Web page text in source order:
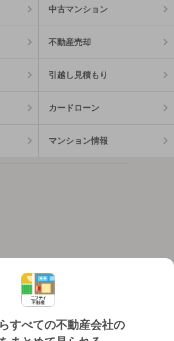
すべての不動産会社の
中古マンション
不動産売却
引越し見積もり
カードローン
マンション情報